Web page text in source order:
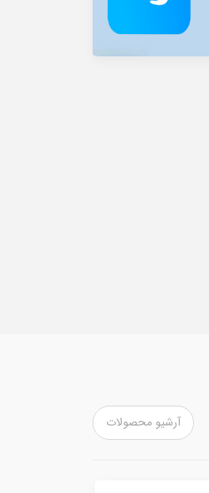
آرشیو محصولات